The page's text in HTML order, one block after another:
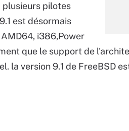
plusieurs pilotes
est désormais
i386,Power
que le support de
la version 9.1 de FreeBSD